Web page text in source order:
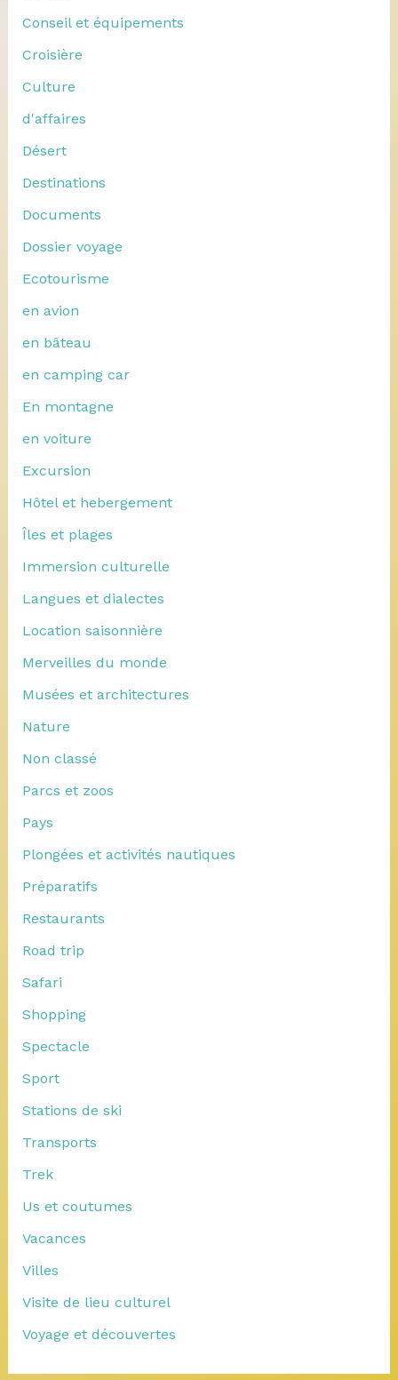
Conseil et équipements
Croisière
Culture
d'affaires
Désert
Destinations
Documents
Dossier voyage
Ecotourisme
en avion
en bâteau
en camping car
En montagne
en voiture
Excursion
Hôtel et hebergement
Îles et plages
Immersion culturelle
Langues et dialectes
Location saisonnière
Merveilles du monde
Musées et architectures
Nature
Non classé
Parcs et zoos
Pays
Plongées et activités nautiques
Préparatifs
Restaurants
Road trip
Safari
Shopping
Spectacle
Sport
Stations de ski
Transports
Trek
Us et coutumes
Vacances
Villes
Visite de lieu culturel
Voyage et découvertes